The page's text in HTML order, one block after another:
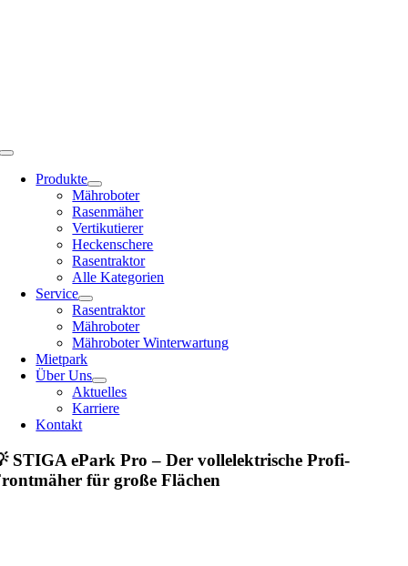
Toggle
NavigationProdukte
Mähroboter
Rasenmäher
Vertikutierer
Heckenschere
Rasentraktor
Alle Kategorien
Service
Rasentraktor
Mähroboter
Mähroboter Winterwartung
Mietpark
Über Uns
Aktuelles
Karriere
Kontakt
STIGA ePark Pro – Der vollelektrische Profi-
für große Flächen